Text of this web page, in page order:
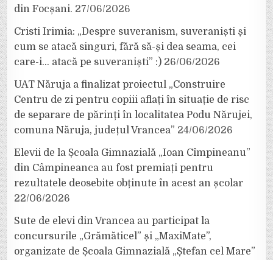
din Focșani. 27/06/2026
Cristi Irimia: „Despre suveranism, suveraniști și
cum se atacă singuri, fără să-și dea seama, cei
care-i… atacă pe suveraniști” :) 26/06/2026
UAT Năruja a finalizat proiectul „Construire
Centru de zi pentru copiii aflați în situație de risc
de separare de părinți în localitatea Podu Nărujei,
comuna Năruja, județul Vrancea” 24/06/2026
Elevii de la Școala Gimnazială „Ioan Cîmpineanu”
din Câmpineanca au fost premiați pentru
rezultatele deosebite obținute în acest an școlar
22/06/2026
Sute de elevi din Vrancea au participat la
concursurile „Grămăticel” și „MaxiMate”,
organizate de Școala Gimnazială „Ștefan cel Mare”